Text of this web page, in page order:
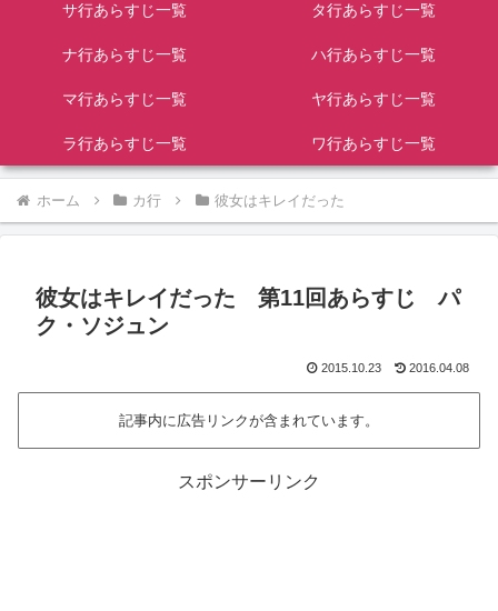
サ行あらすじ一覧 タ行あらすじ一覧
ナ行あらすじ一覧 ハ行あらすじ一覧
マ行あらすじ一覧 ヤ行あらすじ一覧
ラ行あらすじ一覧 ワ行あらすじ一覧
ホーム カ行 彼女はキレイだった
彼女はキレイだった 第11回あらすじ パ
ク・ソジュン
2015.10.23 2016.04.08
記事内に広告リンクが含まれています。
スポンサーリンク